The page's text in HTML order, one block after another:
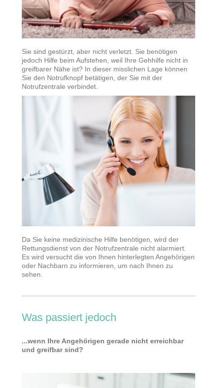
Sie sind gestürzt, aber nicht verletzt. Sie benötigen
jedoch Hilfe beim Aufstehen, weil Ihre Gehhilfe nicht in
greifbarer Nähe ist? In dieser misslichen Lage können
Sie den Notrufknopf betätigen, der Sie mit der
Notrufzentrale verbindet.
Da Sie keine medizinische Hilfe benötigen, wird der
Rettungsdienst von der Notrufzentrale nicht alarmiert.
Es wird versucht die von Ihnen hinterlegten Angehörigen
oder Nachbarn zu informieren, um nach Ihnen zu
sehen.
Was passiert jedoch
...wenn Ihre Angehörigen gerade nicht erreichbar
und greifbar sind?